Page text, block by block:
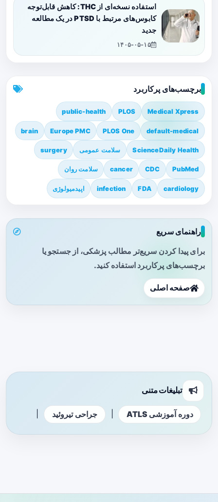
استفاده نسخه‌ای از THC: کاهش قابل‌توجه
کابوس‌های مرتبط با PTSD در یک مطالعه
جدید
۱۴۰۵-۰۵-۱۵
برچسب‌های پرکاربرد
Medical Xpress
PLOS
public-health
default-medical
PLOS One
Europe PMC
brain
ScienceDaily Health سلامت عمومی surgery
PubMed
CDC
cancer سلامت روان
cardiology
FDA
infection اپیدمیولوژی
راهنمای سریع
برای پیدا کردن سریع‌تر مطالب پزشکی، از جستجو یا
برچسب‌های پرکاربرد استفاده کنید.
صفحه اصلی
تبلیغات متنی
دوره آموزشی ATLS جراحی تیروئید